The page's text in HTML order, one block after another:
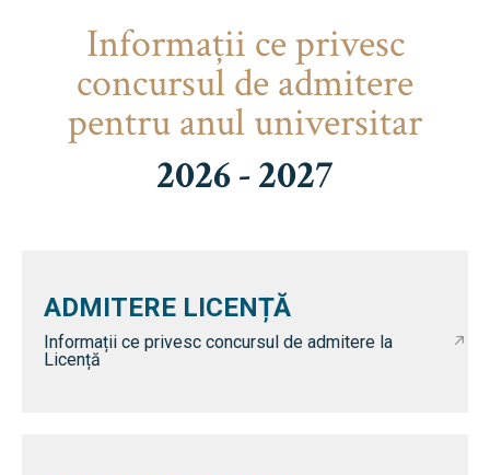
Informaţii ce privesc
concursul de admitere
pentru anul universitar
2026 - 2027
ADMITERE LICENȚĂ
Informații ce privesc concursul de admitere la
Licență